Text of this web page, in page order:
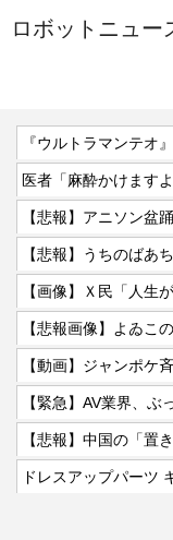
ロボットニュー
『ウルトラマンテオ
医者「麻酔かけます
【悲報】アニソン盆
【悲報】うちのばあ
【悲報画像】よゐこ
【緊急】AV業界、
【悲報】中国の「置
ドレスアップパーツ